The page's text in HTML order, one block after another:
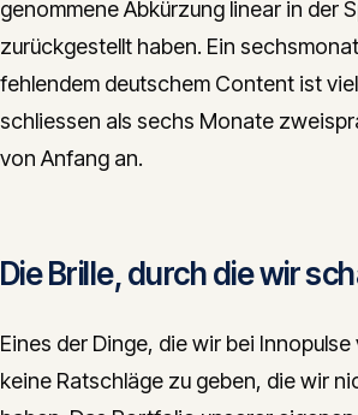
genommene Abkürzung linear in der
zurückgestellt haben. Ein
fehlendem deutschem Content ist
schliessen als sechs Monate
von Anfang an.
Die Brille, durch die wir
Eines der Dinge, die wir bei
keine Ratschläge zu geben, die wir